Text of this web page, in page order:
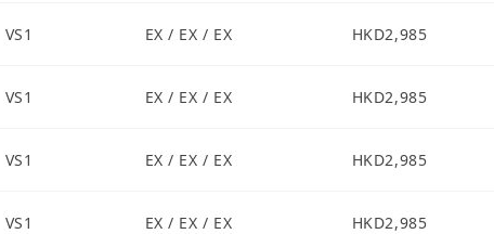
VS1 EX / EX / EX HKD2,985
VS1 EX / EX / EX HKD2,985
VS1 EX / EX / EX HKD2,985
VS1 EX / EX / EX HKD2,985